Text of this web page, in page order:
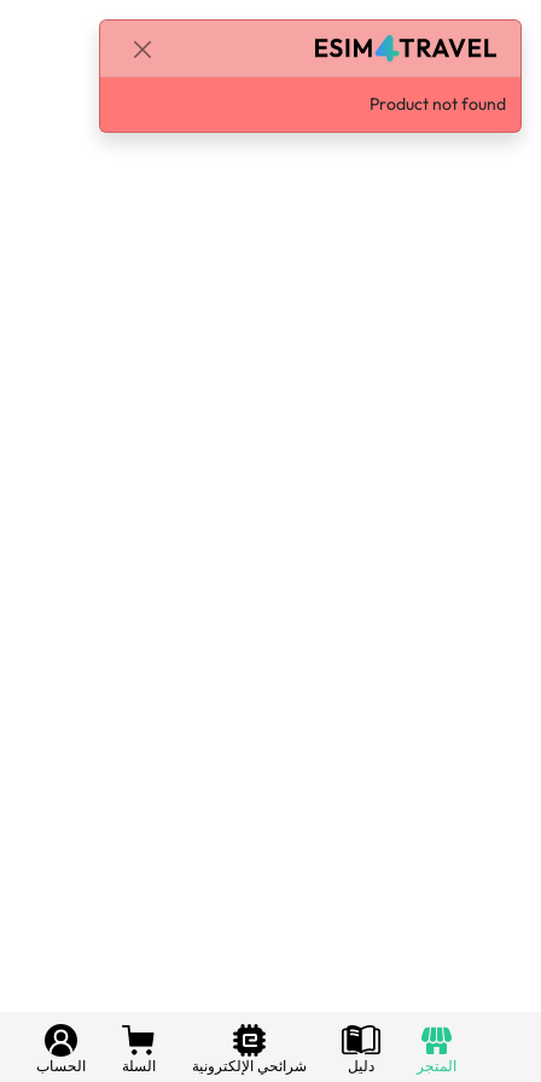
المتجر دليل شرائحي الإلكترونية السلة الحساب
Product not found